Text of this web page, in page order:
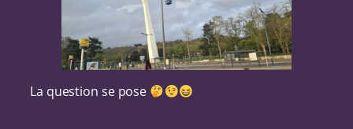
La question se pose